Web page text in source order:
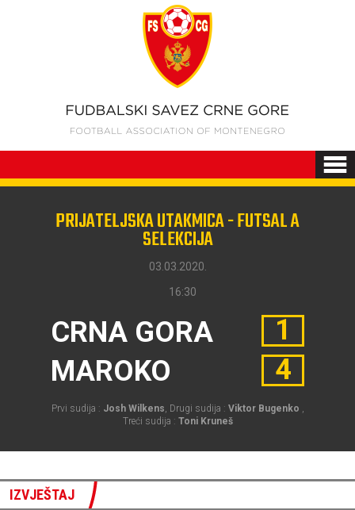
PRIJATELJSKA UTAKMICA - FUTSAL A
SELEKCIJA
03.03.2020.
16:30
CRNA GORA
MAROKO
1
4
Prvi sudija : Josh Wilkens, Drugi sudija : Viktor Bugenko ,
Treći sudija : Toni Kruneš
IZVJEŠTAJ